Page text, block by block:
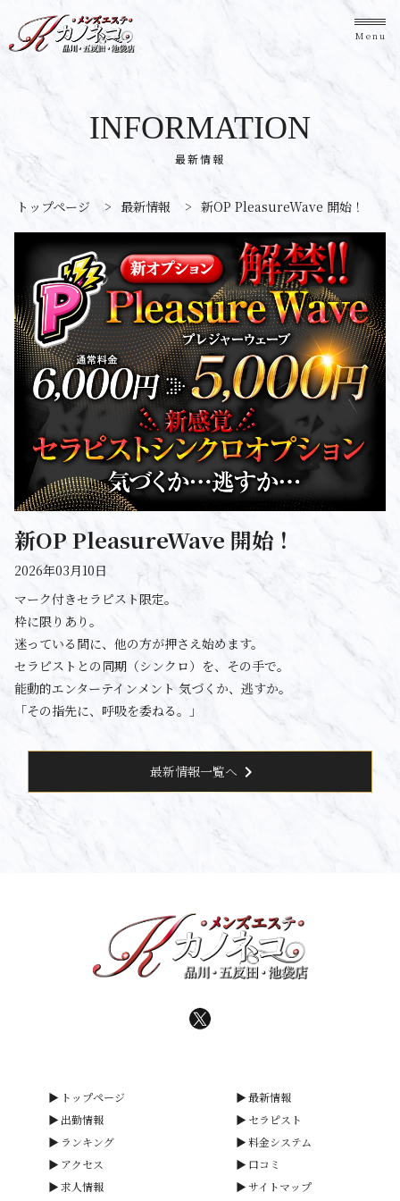
Menu
最新情報
INFORMATION
トップページ > 最新情報 > 新OP PleasureWave 開始！
新OP PleasureWave 開始！
2026年03月10日
マーク付きセラピスト限定。
枠に限りあり。
迷っている間に、他の方が押さえ始めます。
セラピストとの同期（シンクロ）を、その手で。
能動的エンターテインメント 気づくか、逃すか。
「その指先に、呼吸を委ねる。」
最新情報一覧へ chevron_right
トップページ
最新情報
出勤情報
セラピスト
ランキング
料金システム
アクセス
口コミ
求人情報
サイトマップ